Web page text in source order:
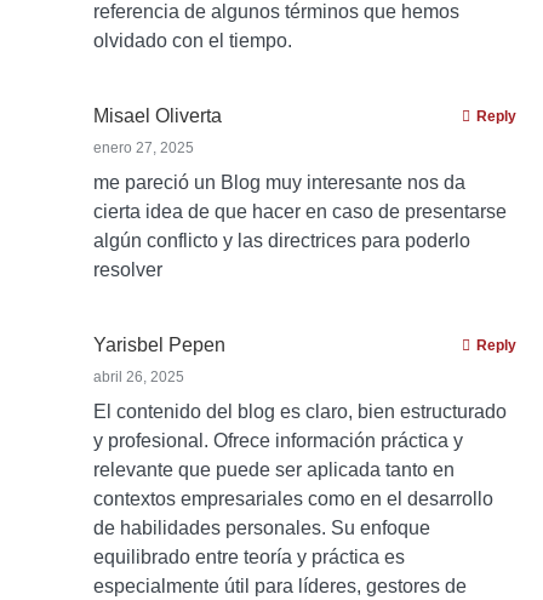
referencia de algunos términos que hemos
olvidado con el tiempo.
Misael Oliverta
enero 27, 2025
me pareció un Blog muy interesante nos da
cierta idea de que hacer en caso de presentarse
algún conflicto y las directrices para poderlo
resolver
Reply
Yarisbel Pepen
abril 26, 2025
El contenido del blog es claro, bien estructurado
y profesional. Ofrece información práctica y
relevante que puede ser aplicada tanto en
contextos empresariales como en el desarrollo
de habilidades personales. Su enfoque
equilibrado entre teoría y práctica es
especialmente útil para líderes, gestores de
Reply